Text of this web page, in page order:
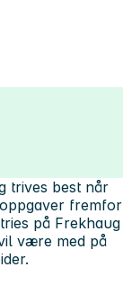
trives best når
fremfor
på Frekhaug
være med på